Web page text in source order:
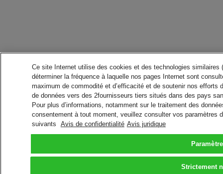
Ce site Internet utilise des cookies et des technologies
déterminer la fréquence à laquelle nos pages Internet sont
maximum de commodité et d’efficacité et de soutenir nos
de données vers des 2fournisseurs tiers situés dans des pays
Pour plus d’informations, notamment sur le traitement des
consentement à tout moment, veuillez consulter vos paramètres
suivants
Avis de confidentialité Avis juridique
Strictement